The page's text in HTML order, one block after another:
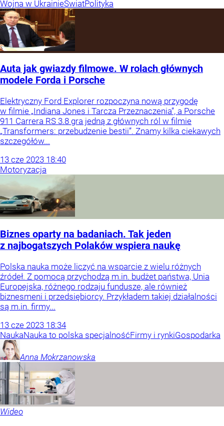
Wojna w UkrainieŚwiatPolityka
Auta jak gwiazdy filmowe. W rolach głównych
modele Forda i Porsche
Elektryczny Ford Explorer rozpoczyna nową przygodę
w filmie „Indiana Jones i Tarcza Przeznaczenia”, a Porsche
911 Carrera RS 3.8 gra jedną z głównych ról w filmie
„Transformers: przebudzenie bestii”. Znamy kilka ciekawych
szczegółów...
13 cze 2023 18:40
Motoryzacja
Biznes oparty na badaniach. Tak jeden
z najbogatszych Polaków wspiera naukę
Polska nauka może liczyć na wsparcie z wielu różnych
źródeł. Z pomocą przychodzą m.in. budżet państwa, Unia
Europejska, różnego rodzaju fundusze, ale również
biznesmeni i przedsiębiorcy. Przykładem takiej działalności
są m.in. firmy...
13 cze 2023 18:34
NaukaNauka to polska specjalnośćFirmy i rynkiGospodarka
Anna Mokrzanowska
Wideo